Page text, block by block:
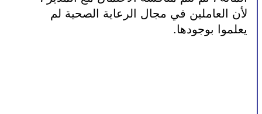
يعلموا بوجودها.